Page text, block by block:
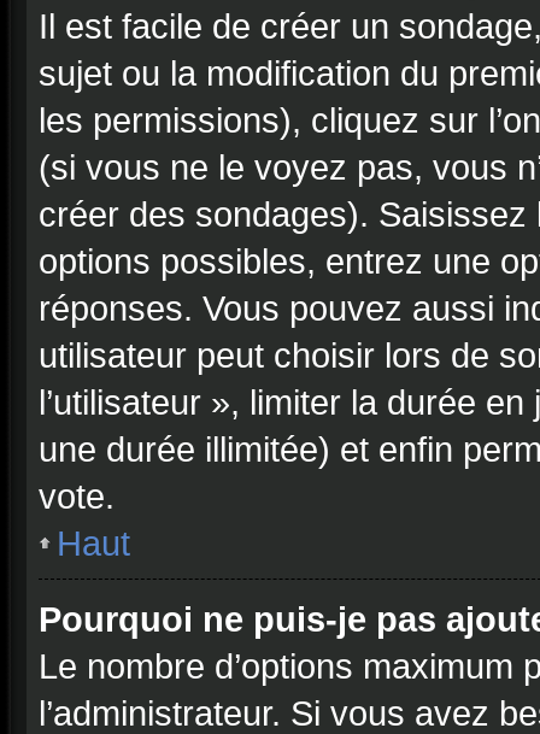
Il est facile de créer un
sujet ou la modification du
les permissions), cliquez sur
(si vous ne le voyez pas, vous
créer des sondages).
options possibles, entrez une
réponses. Vous pouvez aussi
utilisateur peut choisir lors de
l’utilisateur », limiter la durée
une durée illimitée) et enfin
vote.
Haut
Pourquoi ne puis-je pas
Le nombre d’options maximum
l’administrateur. Si vous avez